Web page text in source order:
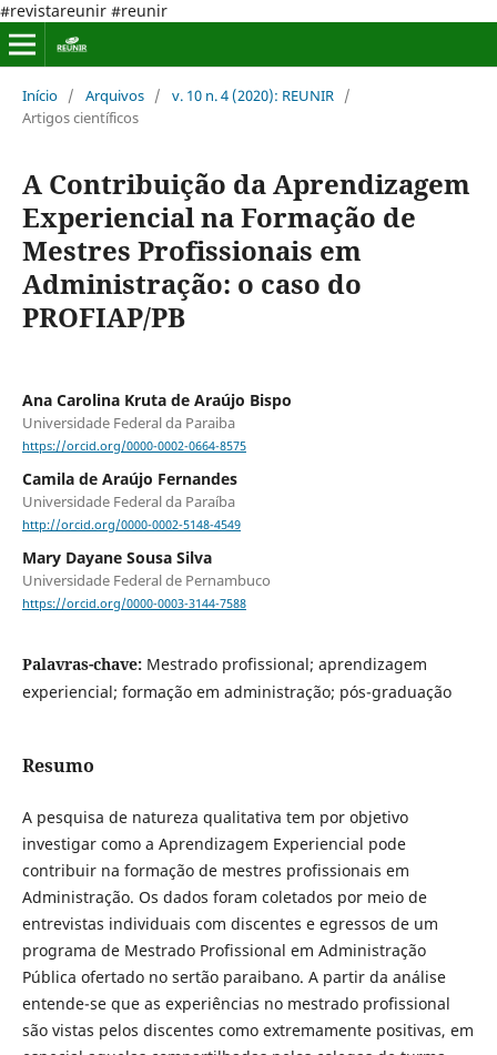
#revistareunir #reunir
Início / Arquivos / v. 10 n. 4 (2020): REUNIR /
Artigos científicos
A Contribuição da Aprendizagem
Experiencial na Formação de
Mestres Profissionais em
Administração: o caso do
PROFIAP/PB
Ana Carolina Kruta de Araújo Bispo
Universidade Federal da Paraiba
https://orcid.org/0000-0002-0664-8575
Camila de Araújo Fernandes
Universidade Federal da Paraíba
http://orcid.org/0000-0002-5148-4549
Mary Dayane Sousa Silva
Universidade Federal de Pernambuco
https://orcid.org/0000-0003-3144-7588
Palavras-chave: Mestrado profissional; aprendizagem
experiencial; formação em administração; pós-graduação
Resumo
A pesquisa de natureza qualitativa tem por objetivo
investigar como a Aprendizagem Experiencial pode
contribuir na formação de mestres profissionais em
Administração. Os dados foram coletados por meio de
entrevistas individuais com discentes e egressos de um
programa de Mestrado Profissional em Administração
Pública ofertado no sertão paraibano. A partir da análise
entende-se que as experiências no mestrado profissional
são vistas pelos discentes como extremamente positivas, em